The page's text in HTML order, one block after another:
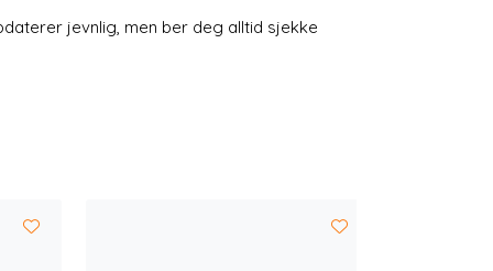
jevnlig, men ber deg alltid sjekke